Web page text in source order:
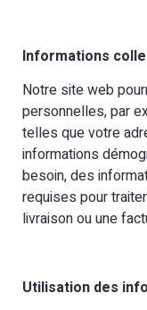
Informations
Notre site web
personnelles, par
telles que votre
informations
besoin, des
requises pour
livraison ou une
Utilisation des